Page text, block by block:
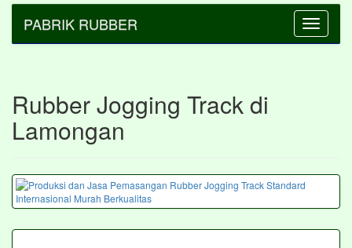
Toggle
PABRIK RUBBER
Rubber Jogging Track di
Lamongan